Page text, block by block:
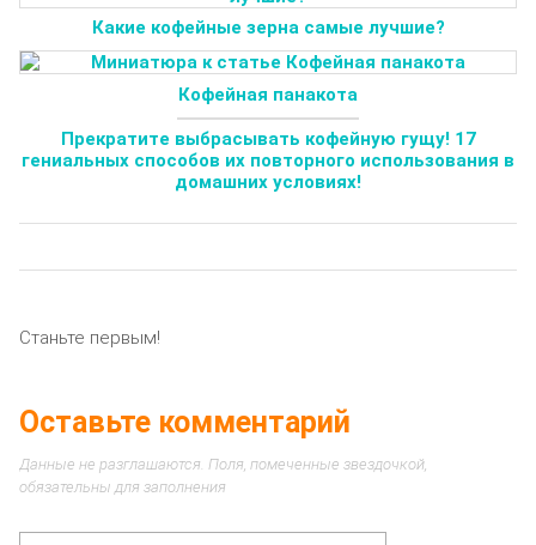
Какие кофейные зерна самые лучшие?
Кофейная панакота
Прекратите выбрасывать кофейную гущу! 17
гениальных способов их повторного использования в
домашних условиях!
Станьте первым!
Оставьте комментарий
Данные не разглашаются. Поля, помеченные звездочкой,
обязательны для заполнения